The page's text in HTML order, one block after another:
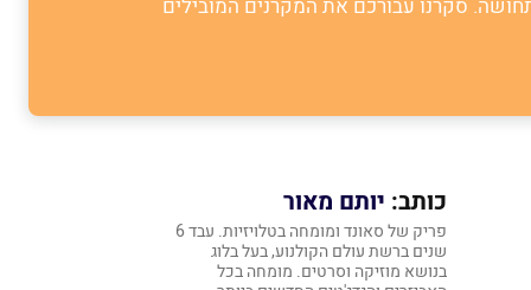
סקרנו עבורכם את המקרנים המובילים
כותב: יותם מאור
פריק של סאונד ומומחה בטלויזיות. עבד 6
שנים ברשת עולם הקולנוע, בעל בלוג
בנושא מוזיקה וסרטים. מומחה בכל